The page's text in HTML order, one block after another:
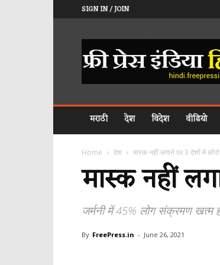
SIGN IN / JOIN
𝐅𝐑𝐄𝐄
𝐏𝐑𝐄𝐒𝐒
𝐈𝐍𝐃𝐈𝐀
मराठी देश विदेश वीडियो
Home देश मास्क नहीं लगाने पर 3 देशों में
मास्क नहीं
जर्मनी में 45% लोग संक्रमण खत्म
By FreePress.in - June 26, 2021